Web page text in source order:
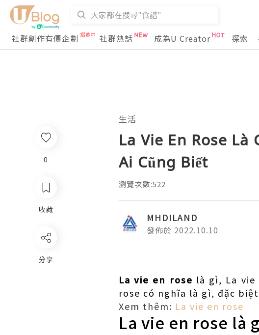
社群創作有價企劃 社群熱話 成為U Creator 探索
生活
La Vie En Rose
Ai Cũng Biết
瀏覽次數:522
MHDILAND
發佈於 2022.10.10
La vie en rose là gì, La
rose có nghĩa là gì, đặc
Xem thêm: La vie en rose
La vie en rose là
0
收藏
分享